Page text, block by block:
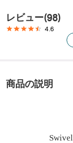
レビュー(98)
4.6
商品の説明